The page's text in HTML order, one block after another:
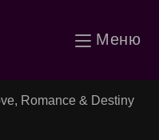
Меню
Romance & Destiny